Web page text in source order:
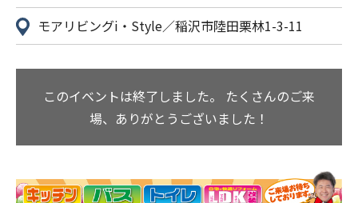
モアリビングi・Style／稲沢市陸田栗林1-3-11
このイベントは終了しました。 たくさんのご来
場、ありがとうございました！